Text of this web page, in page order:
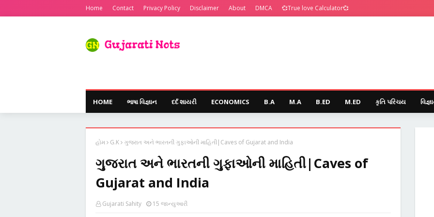
Home Contact Privacy Policy Disclaimer About DMCA 💞True love Calculator💞
HOME ભાષા વિજ્ઞાન દર્દ શાયરી ECONOMICS B.A M.A B.ED M.ED કૃતિ પરિચય
હોમ G.K ગુજરાત અને ભારતની ગુફાઓની માહિતી|Caves of Gujarat and India
ગુજરાત અને ભારતની ગુફાઓની માહિતી|Caves of
Gujarat and India
Gujarati Sahity 15 જાન્યુઆરી